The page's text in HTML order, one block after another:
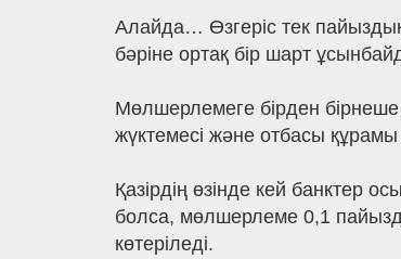
Алайда… Өзгеріс тек пайыздық
бәріне ортақ бір шарт
Мөлшерлемеге бірден
жүктемесі және отбасы
Қазірдің өзінде кей банктер
болса, мөлшерлеме 0,1
көтеріледі.